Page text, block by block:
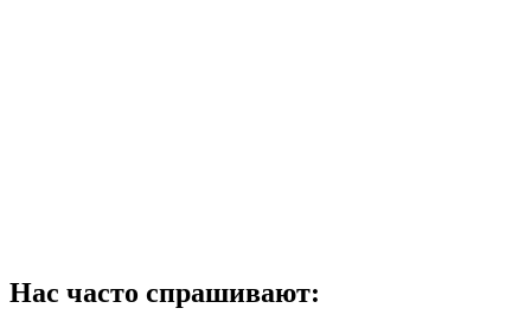
Нас часто спрашивают: